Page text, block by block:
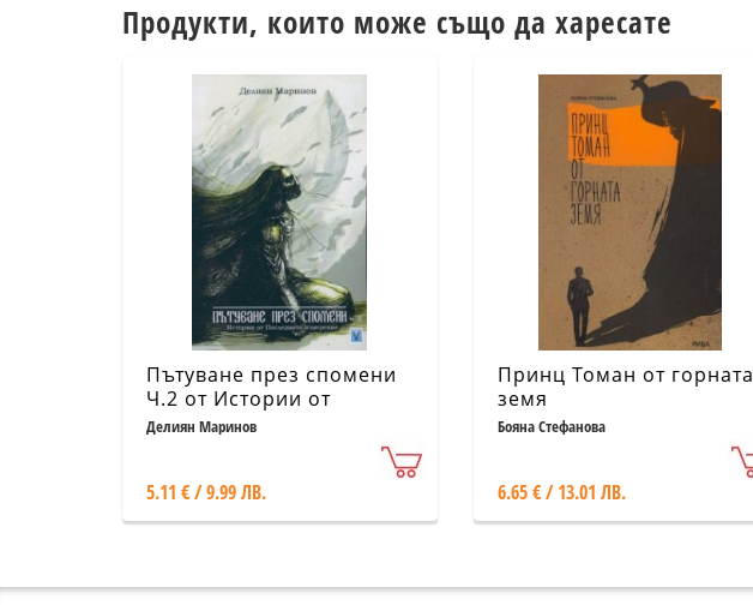
Продукти, които може също да харесате
Пътуване през спомени
Ч.2 от Истории от
Последното измерение
Делиян Маринов
5.11 € / 9.99 ЛВ.
Принц Томан от горната
земя
Бояна Стефанова
6.65 € / 13.01 ЛВ.